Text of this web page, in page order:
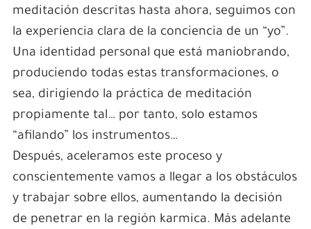
meditación descritas hasta ahora, seguimos con
la experiencia clara de la conciencia de un “yo”.
Una identidad personal que está maniobrando,
produciendo todas estas transformaciones, o
sea, dirigiendo la práctica de meditación
propiamente tal… por tanto, solo estamos
“afilando” los instrumentos…
Después, aceleramos este proceso y
conscientemente vamos a llegar a los obstáculos
y trabajar sobre ellos, aumentando la decisión
de penetrar en la región karmica. Más adelante